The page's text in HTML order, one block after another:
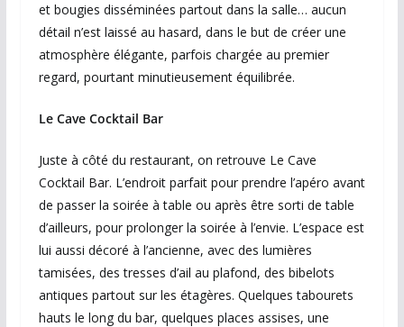
et bougies disséminées partout dans la salle… aucun
détail n’est laissé au hasard, dans le but de créer une
atmosphère élégante, parfois chargée au premier
regard, pourtant minutieusement équilibrée.
Le Cave Cocktail Bar
Juste à côté du restaurant, on retrouve Le Cave
Cocktail Bar. L’endroit parfait pour prendre l’apéro avant
de passer la soirée à table ou après être sorti de table
d’ailleurs, pour prolonger la soirée à l’envie. L’espace est
lui aussi décoré à l’ancienne, avec des lumières
tamisées, des tresses d’ail au plafond, des bibelots
antiques partout sur les étagères. Quelques tabourets
hauts le long du bar, quelques places assises, une